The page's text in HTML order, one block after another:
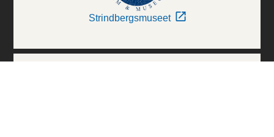
Strindbergsmuseet